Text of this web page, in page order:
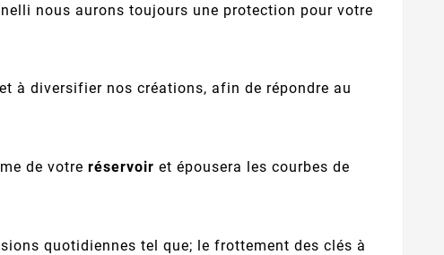
nous aurons toujours une protection pour votre
à diversifier nos créations, afin de répondre au
de votre réservoir et épousera les courbes de
quotidiennes tel que; le frottement des clés à